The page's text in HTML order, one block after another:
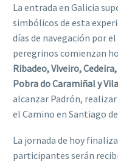
La entrada en Galicia
simbólicos de esta
días de navegación por
peregrinos comienzan
Ribadeo, Viveiro,
Pobra do Caramiñal y
alcanzar Padrón,
el Camino en Santiago
La jornada de hoy
participantes serán